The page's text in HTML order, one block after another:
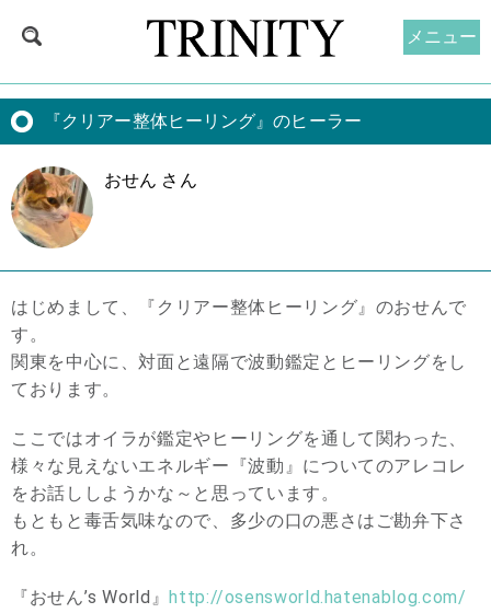
『クリアー整体ヒーリング』のヒーラー
おせん さん
はじめまして、『クリアー整体ヒーリング』のおせんで
す。
関東を中心に、 対面と遠隔で波動鑑定とヒーリングをし
ております。
ここではオイラが鑑定やヒーリングを通して関わった、
様々な見えないエネルギー『波動』 についてのアレコレ
をお話ししようかな～と思っています。
もともと毒舌気味なので、多少の口の悪さはご勘弁下さ
れ。
『おせん’s World』http://osensworld.hatenablog.com/
メニュー